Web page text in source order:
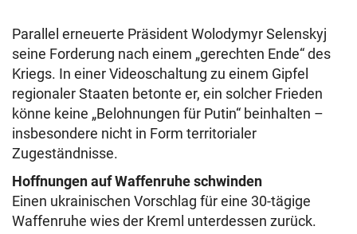
Parallel erneuerte Präsident Wolodymyr Selenskyj
seine Forderung nach einem „gerechten Ende“ des
Kriegs. In einer Videoschaltung zu einem Gipfel
regionaler Staaten betonte er, ein solcher Frieden
könne keine „Belohnungen für Putin“ beinhalten –
insbesondere nicht in Form territorialer
Zugeständnisse.
Hoffnungen auf Waffenruhe schwinden
Einen ukrainischen Vorschlag für eine 30-tägige
Waffenruhe wies der Kreml unterdessen zurück.